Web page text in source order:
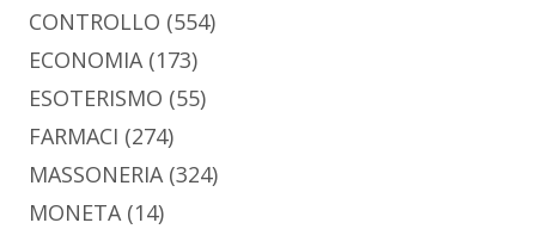
CONTROLLO (554)
ECONOMIA(173)
ESOTERISMO (55)
FARMACI (274)
MASSONERIA(324)
MONETA(14)